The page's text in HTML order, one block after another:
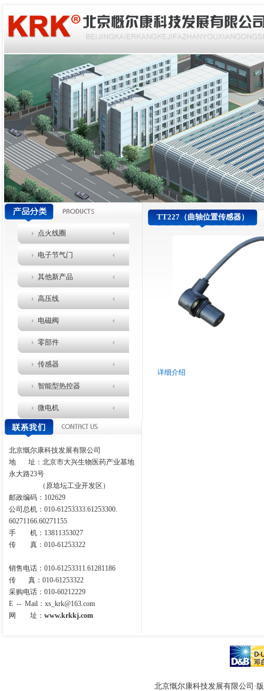
点火线圈
电子节气门
其他新产品
高压线
电磁阀
零部件
传感器
智能型热控器
微电机
北京慨尔康科技发展有限公司
地
址：北京市大兴生物医药产业基地
永大路23号
（原埝坛工业开发区）
邮政编码： 102629
公司总机：010-61253333.61253300.
60271166.60271155
手 机：13811353027
传 真：010-61253322
销售电话：010-61253311.61281186
传 真：010-61253322
采购电话：010-60212229
E -- Mail ： xs_krk@163.com
网 址： www.krkkj.com
TT227（曲轴位置传感器）
详细介绍
北京慨尔康科技发展有限公司·